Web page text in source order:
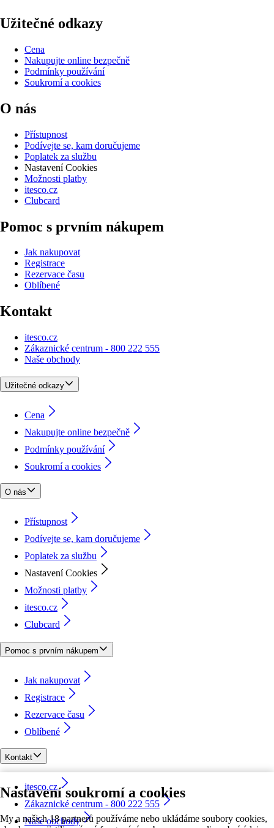
Nastavení soukromí a cookies
My a našich 18 partnerů používáme nebo ukládáme soubory cookies,
Užitečné odkazy
Cena
Nakupujte online bezpečně
Podmínky používání
Soukromí a cookies
O nás
Přístupnost
Podívejte se, kam doručujeme
Poplatek za službu
Nastavení Cookies
Možnosti platby
itesco.cz
Clubcard
Pomoc s prvním nákupem
Jak nakupovat
Registrace
Rezervace času
Oblíbené
Kontakt
itesco.cz
Zákaznické centrum - 800 222 555
Naše obchody
Užitečné odkazy
Cena
Nakupujte online bezpečně
Podmínky používání
Soukromí a cookies
O nás
Přístupnost
Podívejte se, kam doručujeme
Poplatek za službu
Nastavení Cookies
Možnosti platby
itesco.cz
Clubcard
Pomoc s prvním nákupem
Jak nakupovat
Registrace
Rezervace času
Oblíbené
Kontakt
itesco.cz
Zákaznické centrum - 800 222 555
Naše obchody